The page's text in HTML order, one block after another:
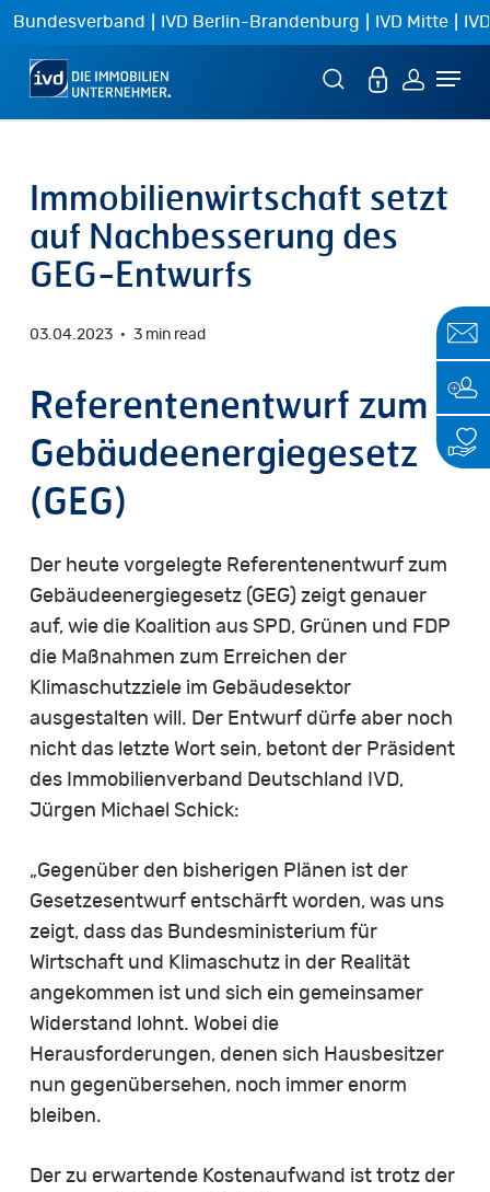
Skip
main
Bundesverband | IVD Berlin-Brandenburg | IVD Mitte |
Immobilienwirtschaft setzt
auf Nachbesserung des
GEG-Entwurfs
03.04.2023 3 min read
Referentenentwurf zum
Gebäudeenergiegesetz
(GEG)
Der heute vorgelegte Referentenentwurf zum
Gebäudeenergiegesetz (GEG) zeigt genauer
auf, wie die Koalition aus SPD, Grünen und FDP
die Maßnahmen zum Erreichen der
Klimaschutzziele im Gebäudesektor
ausgestalten will. Der Entwurf dürfe aber noch
nicht das letzte Wort sein, betont der Präsident
des Immobilienverband Deutschland IVD,
Jürgen Michael Schick:
„Gegenüber den bisherigen Plänen ist der
Gesetzesentwurf entschärft worden, was uns
zeigt, dass das Bundesministerium für
Wirtschaft und Klimaschutz in der Realität
angekommen ist und sich ein gemeinsamer
Widerstand lohnt. Wobei die
Herausforderungen, denen sich Hausbesitzer
nun gegenübersehen, noch immer enorm
bleiben.
Der zu erwartende Kostenaufwand ist trotz der